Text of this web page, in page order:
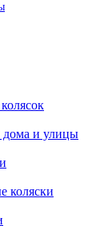
дома и улицы
коляски